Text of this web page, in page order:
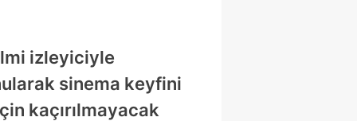
izleyiciyle
sinema keyfini
kaçırılmayacak